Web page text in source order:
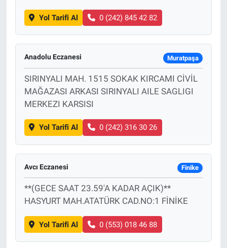
Yol Tarifi Al 0 (242) 845 42 82
Anadolu Eczanesi Muratpaşa
SIRINYALI MAH. 1515 SOKAK KIRCAMI CİVİL
MAĞAZASI ARKASI SIRINYALI AILE SAGLIGI
MERKEZI KARSISI
Yol Tarifi Al 0 (242) 316 30 26
Avcı Eczanesi Finike
**(GECE SAAT 23.59'A KADAR AÇIK)**
HASYURT MAH.ATATÜRK CAD.NO:1 FİNİKE
Yol Tarifi Al 0 (553) 018 46 88